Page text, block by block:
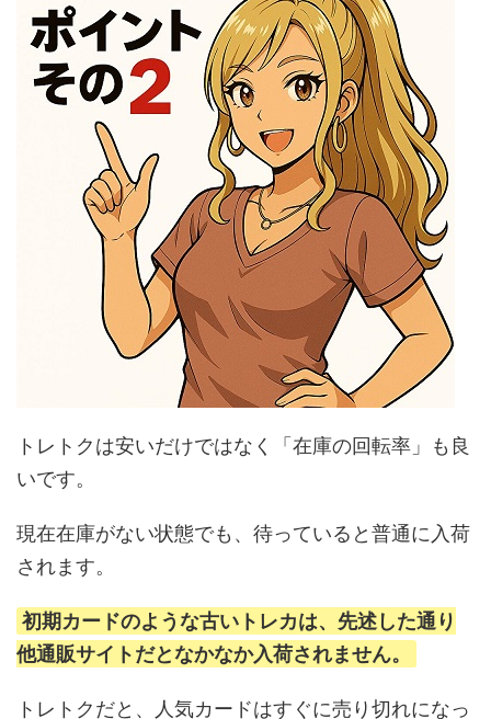
トレトクは安いだけではなく「在庫の回転率」も良
いです。
現在在庫がない状態でも、待っていると普通に入荷
されます。
初期カードのような古いトレカは、先述した通り
他通販サイトだとなかなか入荷されません。
トレトクだと、人気カードはすぐに売り切れになっ